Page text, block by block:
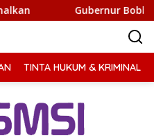
Bobby Nasution Minta
TINTA HUKUM & KRIMINAL